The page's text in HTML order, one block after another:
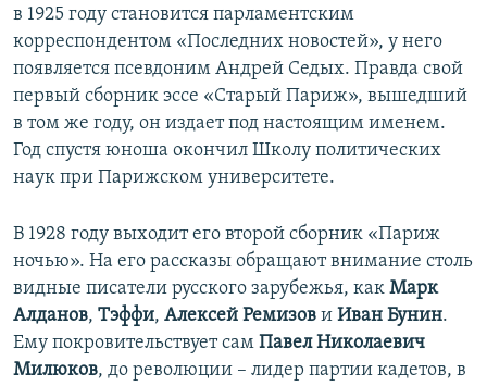
в 1925 году становится парламентским
корреспондентом «Последних новостей», у него
появляется псевдоним Андрей Седых. Правда свой
первый сборник эссе «Старый Париж», вышедший
в том же году, он издает под настоящим именем.
Год спустя юноша окончил Школу политических
наук при Парижском университете.
В 1928 году выходит его второй сборник «Париж
ночью». На его рассказы обращают внимание столь
видные писатели русского зарубежья, как Марк
Алданов, Тэффи, Алексей Ремизов и Иван Бунин.
Ему покровительствует сам Павел Николаевич
Милюков, до революции – лидер партии кадетов, в